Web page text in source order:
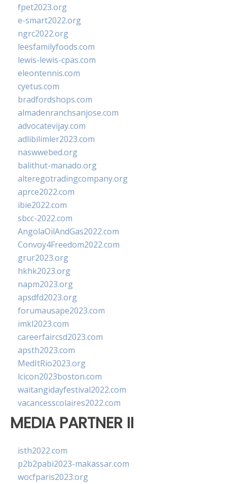
fpet2023.org
e-smart2022.org
ngrc2022.org
leesfamilyfoods.com
lewis-lewis-cpas.com
eleontennis.com
cyetus.com
bradfordshops.com
almadenranchsanjose.com
advocatevijay.com
adlibilimler2023.com
naswwebed.org
balithut-manado.org
alteregotradingcompany.org
aprce2022.com
ibie2022.com
sbcc-2022.com
AngolaOilAndGas2022.com
Convoy4Freedom2022.com
grur2023.org
hkhk2023.org
napm2023.org
apsdfd2023.org
forumausape2023.com
imkl2023.com
careerfaircsd2023.com
apsth2023.com
MedItRio2023.org
lcicon2023boston.com
waitangidayfestival2022.com
vacancesscolaires2022.com
MEDIA PARTNER II
isth2022.com
p2b2pabi2023-makassar.com
wocfparis2023.org